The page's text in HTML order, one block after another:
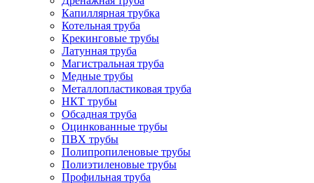
Капиллярная трубка
Котельная труба
Крекинговые трубы
Латунная труба
Магистральная труба
Медные трубы
Металлопластиковая труба
НКТ трубы
Обсадная труба
Оцинкованные трубы
ПВХ трубы
Полипропиленовые трубы
Полиэтиленовые трубы
Профильная труба